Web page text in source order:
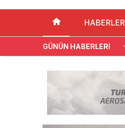
HABERLER
GÜNÜN HABERLERI